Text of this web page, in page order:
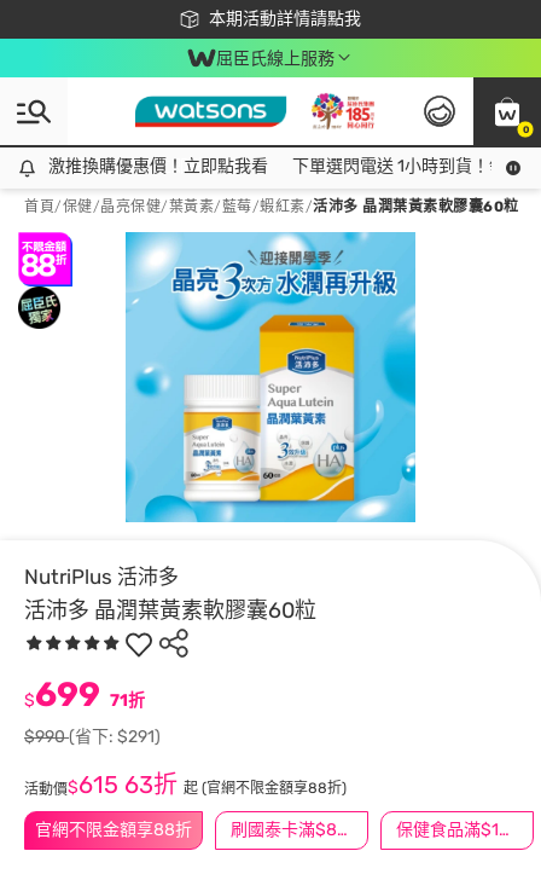
本期活動詳情請點我
下載app最高回饋$350
屈臣氏線上服務
0
激推換購優惠價！立即點我看
激推換購優惠價！立即點我看 下單選閃電送 1小時到貨！領神
首頁/保健/晶亮保健/葉黃素/藍莓/蝦紅素/活沛多 晶潤葉黃素軟膠囊60粒
NutriPlus 活沛多
活沛多 晶潤葉黃素軟膠囊60粒
官網不限金額享88折 刷國泰卡滿$888送3萬點 保健食品滿$1200送$100
$699 71折
$990(省下: $291)
活動價$615 63折 起 (官網不限金額享88折)